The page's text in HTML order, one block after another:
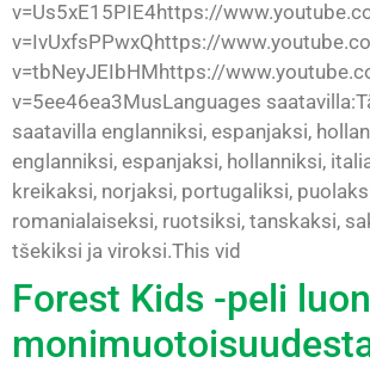
v=Us5xE15PIE4https://
v=IvUxfsPPwxQhttps://
v=tbNeyJEIbHMhttps://
v=5ee46ea3MusLanguages
saatavilla englanniksi, espanjaksi,
englanniksi, espanjaksi, hollanniksi,
kreikaksi, norjaksi, portugaliksi,
romanialaiseksi, ruotsiksi, tanskaksi,
tšekiksi ja viroksi.This vid
Forest Kids -peli